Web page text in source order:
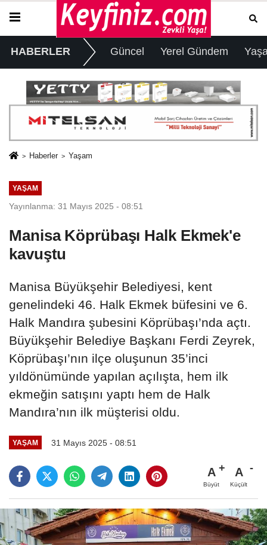
HABERLER Güncel Yerel Gündem
Haberler Yaşam
YAŞAM
Yayınlanma: 31 Mayıs 2025 - 08:51
Manisa Köprübaşı Halk Ekmek'e
kavuştu
Manisa Büyükşehir Belediyesi, kent
genelindeki 46. Halk Ekmek büfesini ve 6.
Halk Mandıra şubesini Köprübaşı’nda açtı.
Büyükşehir Belediye Başkanı Ferdi Zeyrek,
Köprübaşı’nın ilçe oluşunun 35’inci
yıldönümünde yapılan açılışta, hem ilk
ekmeğin satışını yaptı hem de Halk
Mandıra’nın ilk müşterisi oldu.
YAŞAM 31 Mayıs 2025 - 08:51
A
Büyüt
A
Küçült